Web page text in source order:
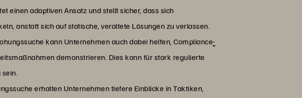
einen adaptiven Ansatz und stellt sicher, dass sich
anstatt sich auf statische, veraltete Lösungen zu verlassen.
kann Unternehmen auch dabei helfen, Compliance-
demonstrieren. Dies kann für stark regulierte
erhalten Unternehmen tiefere Einblicke in Taktiken,